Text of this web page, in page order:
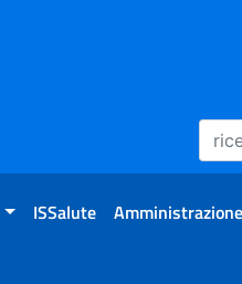
ISSalute